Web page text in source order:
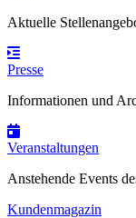
Aktuelle
Presse
Informationen und
Veranstaltungen
Anstehende Events
Kundenmagazin